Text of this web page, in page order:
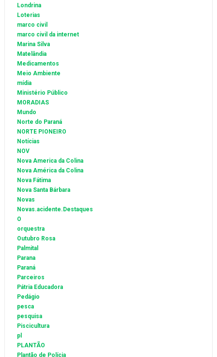
Londrina
Loterias
marco civil
marco civil da internet
Marina Silva
Matelândia
Medicamentos
Meio Ambiente
mídia
Ministério Público
MORADIAS
Mundo
Norte do Paraná
NORTE PIONEIRO
Notícias
NOV
Nova America da Colina
Nova América da Colina
Nova Fátima
Nova Santa Bárbara
Novas
Novas.acidente.Destaques
O
orquestra
Outubro Rosa
Palmital
Parana
Paraná
Parceiros
Pátria Educadora
Pedágio
pesca
pesquisa
Piscicultura
pl
PLANTÃO
Plantão de Polícia